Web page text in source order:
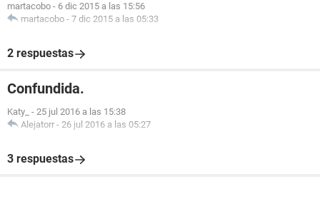
martacobo - 6 dic 2015 a las 15:56
martacobo - 7 dic 2015 a las 05:33
2 respuestas
Confundida.
Katy_ - 25 jul 2016 a las 15:38
Alejatorr - 26 jul 2016 a las 05:27
3 respuestas